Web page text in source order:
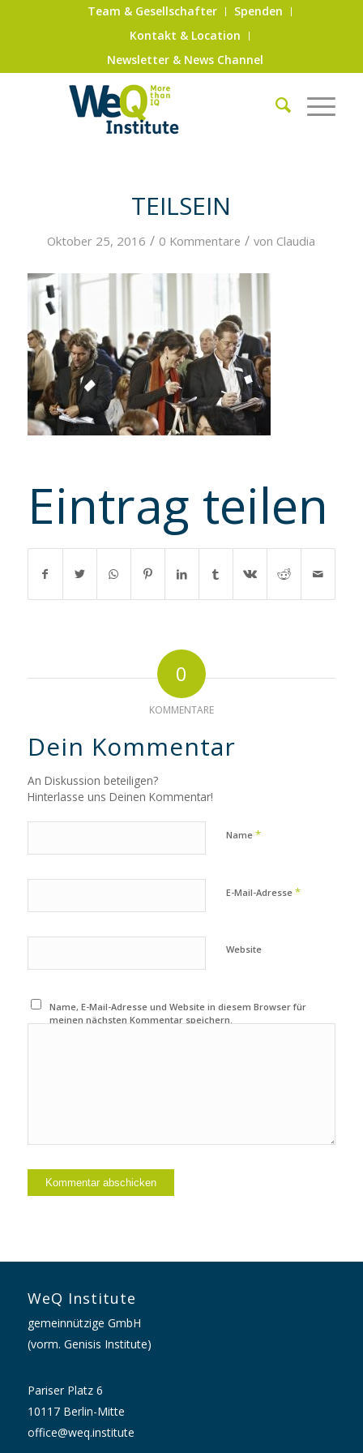
Team & Gesellschafter
Spenden
Kontakt & Location
Newsletter & News Channel
TEILSEIN
Oktober 25, 2016 / 0 Kommentare / von Claudia
Eintrag teilen
0
KOMMENTARE
Dein Kommentar
An Diskussion beteiligen?
Hinterlasse uns Deinen Kommentar!
Name *
E-Mail-Adresse *
Website
Name, E-Mail-Adresse und Website in diesem Browser für
meinen nächsten Kommentar speichern.
WeQ Institute
gemeinnützige GmbH
(vorm. Genisis Institute)
Pariser Platz 6
10117 Berlin-Mitte
office@weq.institute